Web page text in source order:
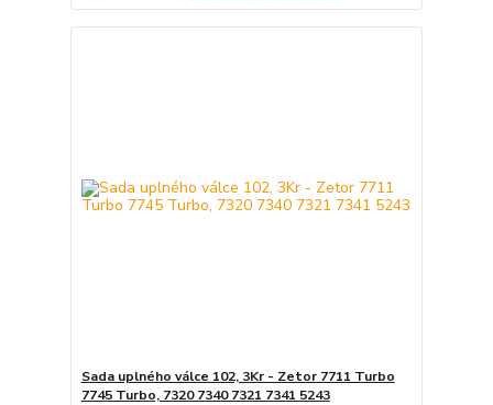
Sada uplného válce 102, 3Kr - Zetor 7711 Turbo
7745 Turbo, 7320 7340 7321 7341 5243